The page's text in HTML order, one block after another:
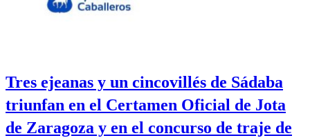
Tres ejeanas y un cincovillés de Sádaba
triunfan en el Certamen Oficial de Jota
de Zaragoza y en el concurso de traje de